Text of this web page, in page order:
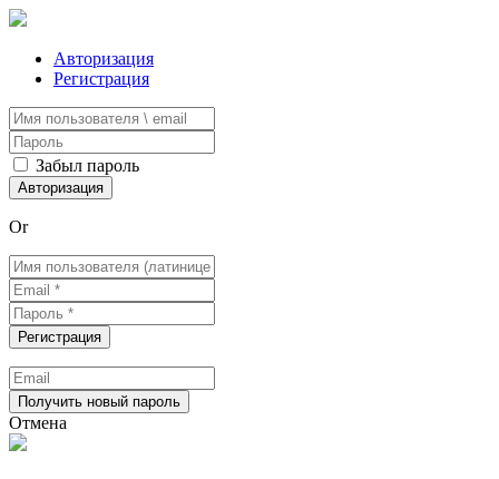
Авторизация
Регистрация
Забыл пароль
Or
Отмена